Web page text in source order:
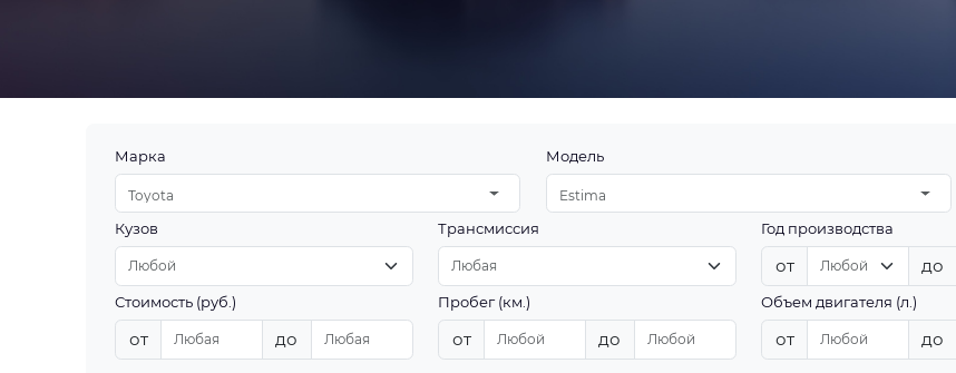
Марка
Toyota
Модель
Estima
Кузов Трансмиссия Год производства
от до
Стоимость (руб.)
от до
Пробег (км.)
от до
Объем двигателя (л.)
от до